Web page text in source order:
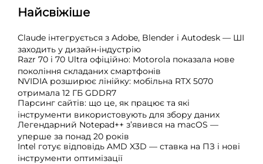
Найсвіжіше
Claude інтегрується з Adobe, Blender і Autodesk — ШІ
заходить у дизайн-індустрію
Razr 70 і 70 Ultra офіційно: Motorola показала нове
покоління складаних смартфонів
NVIDIA розширює лінійку: мобільна RTX 5070
отримала 12 ГБ GDDR7
Парсинг сайтів: що це, як працює та які
інструменти використовують для збору даних
Легендарний Notepad++ з’явився на macOS —
уперше за понад 20 років
Intel готує відповідь AMD X3D — ставка на ПЗ і нові
інструменти оптимізації